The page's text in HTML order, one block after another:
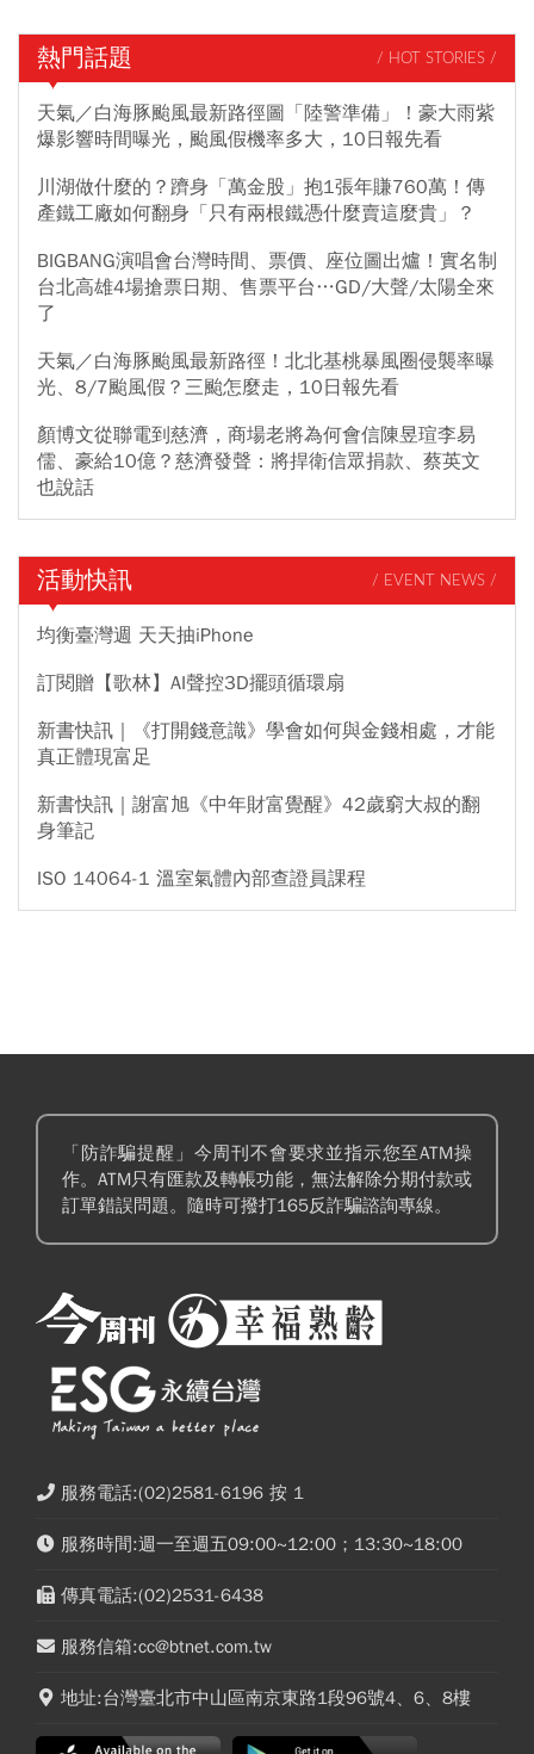
熱門話題 / HOT STORIES /
天氣／白海豚颱風最新路徑圖「陸警準備」！豪大雨紫
爆影響時間曝光，颱風假機率多大，10日報先看
川湖做什麼的？躋身「萬金股」抱1張年賺760萬！傳
產鐵工廠如何翻身「只有兩根鐵憑什麼賣這麼貴」？
BIGBANG演唱會台灣時間、票價、座位圖出爐！實名制
台北高雄4場搶票日期、售票平台…GD/大聲/太陽全來
了
天氣／白海豚颱風最新路徑！北北基桃暴風圈侵襲率曝
光、8/7颱風假？三颱怎麼走，10日報先看
顏博文從聯電到慈濟，商場老將為何會信陳昱瑄李易
儒、豪給10億？慈濟發聲：將捍衛信眾捐款、蔡英文
也說話
活動快訊 / EVENT NEWS /
均衡臺灣週 天天抽iPhone
訂閱贈【歌林】AI聲控3D擺頭循環扇
新書快訊｜《打開錢意識》學會如何與金錢相處，才能
真正體現富足
新書快訊｜謝富旭《中年財富覺醒》42歲窮大叔的翻
身筆記
ISO 14064-1 溫室氣體內部查證員課程
「防詐騙提醒」今周刊不會要求並指示您至ATM操
作。ATM只有匯款及轉帳功能，無法解除分期付款或
訂單錯誤問題。隨時可撥打165反詐騙諮詢專線。
服務電話:(02)2581-6196 按 1
服務時間:週一至週五09:00~12:00；13:30~18:00
傳真電話:(02)2531-6438
服務信箱:cc@btnet.com.tw
地址:台灣臺北市中山區南京東路1段96號4、6、8樓